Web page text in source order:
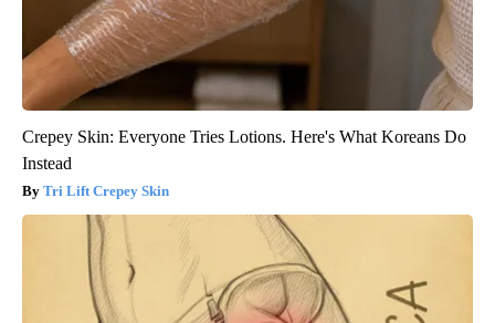
Crepey Skin: Everyone Tries Lotions. Here's What Koreans Do
Instead
Tri Lift Crepey Skin